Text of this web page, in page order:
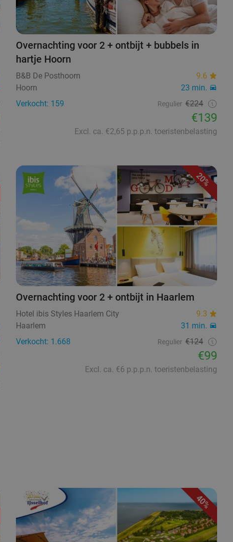
Overnachting voor 2 + ontbijt + bubbels in
hartje Hoorn
B&B De Posthoorn
9.6
Hoorn
23 min.
Verkocht: 159
Regulier €224
€139
Excl. ca. €2,65 p.p.p.n. toeristenbelasting
20%
Overnachting voor 2 + ontbijt in Haarlem
Hotel ibis Styles Haarlem City
9.3
Haarlem
31 min.
Verkocht: 1.668
Regulier €124
€99
Excl. ca. €6 p.p.p.n. toeristenbelasting
40%